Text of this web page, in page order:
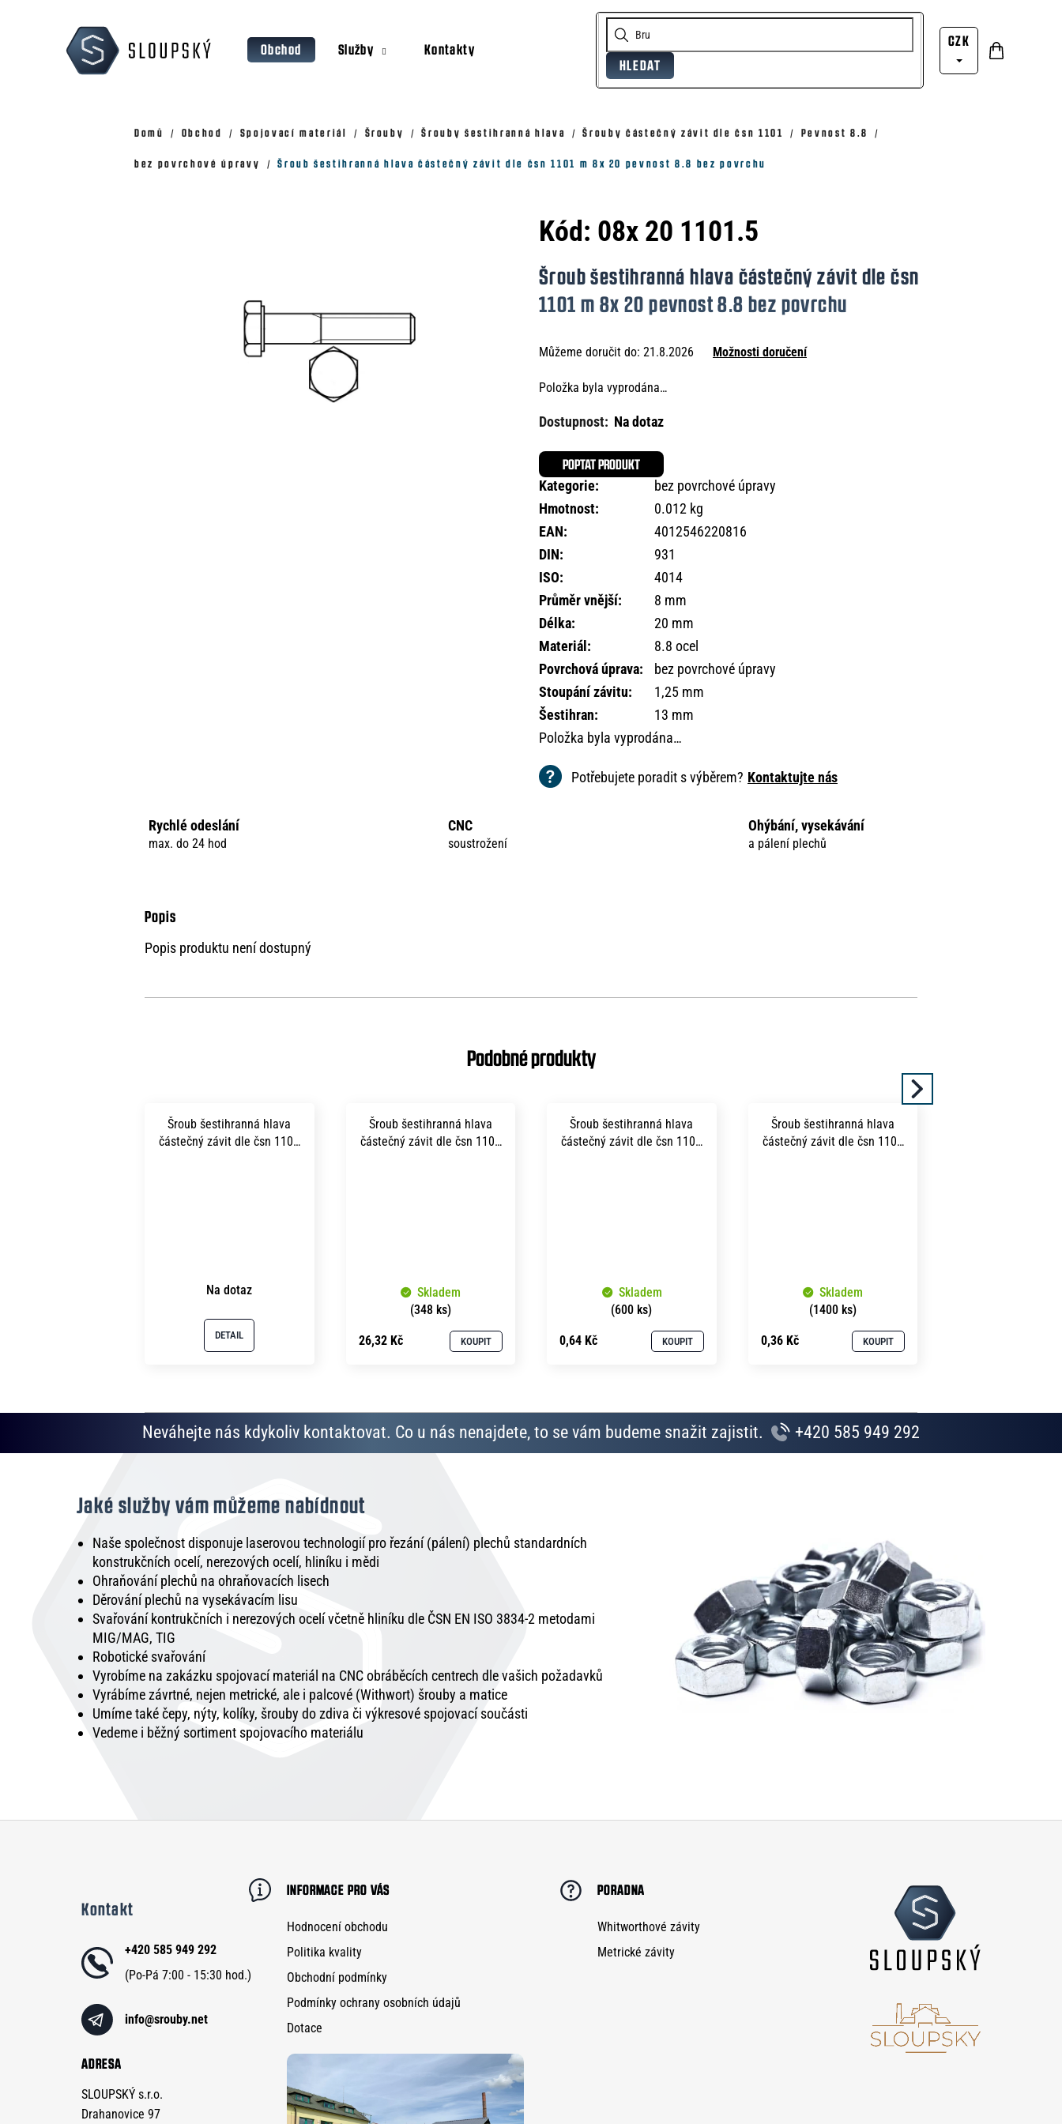
Obchod Služby
Kontakty
HLEDAT
CZK Nákupní
Domů Obchod Spojovací materiál Šrouby Šrouby šestihranná hlava Šrouby částečný závit dle čsn 1101 Pevnost 8.8
bez povrchové úpravy Šroub šestihranná hlava částečný závit dle čsn 1101 m 8x 20 pevnost 8.8 bez povrchu
Kód: 08x 20 1101.5
Šroub šestihranná hlava částečný závit dle čsn
1101 m 8x 20 pevnost 8.8 bez povrchu
Můžeme doručit do: 21.8.2026 Možnosti doručení
Položka byla vyprodána…
Na dotaz
POPTAT PRODUKT
Kategorie:
bez povrchové úpravy
Hmotnost:
0.012 kg
EAN:
4012546220816
DIN:
931
ISO:
4014
Průměr vnější:
8 mm
Délka:
20 mm
Materiál :
8.8 ocel
Povrchová úprava:
bez povrchové úpravy
Stoupání závitu:
1,25 mm
Šestihran:
13 mm
Položka byla vyprodána…
Potřebujete poradit s výběrem? Kontaktujte nás
Rychlé odeslání
max. do 24 hod
CNC
soustrožení
Ohýbání, vysekávání
a pálení plechů
Popis produktu není dostupný
Šroub šestihranná hlava
částečný závit dle čsn 1101
Na dotaz
DETAIL
Šroub šestihranná hlava
částečný závit dle čsn 1101
Skladem
(348 ks)
26,32 Kč KOUPIT
Šroub šestihranná hlava
částečný závit dle čsn 1101
Skladem
(600 ks)
0,64 Kč KOUPIT
Šroub šestihranná hlava
částečný závit dle čsn 1101
Skladem
(1400 ks)
0,36 Kč KOUPIT
Další
produkt
Zpět
Zpět
Doporučujeme
Neváhejte nás kdykoliv kontaktovat. Co u nás nenajdete, to se vám budeme snažit zajistit. +420 585 949 292
Jaké služby vám můžeme nabídnout
Naše společnost disponuje laserovou technologií pro řezání (pálení) plechů standardních
konstrukčních ocelí, nerezových ocelí, hliníku i mědi
Ohraňování plechů na ohraňovacích lisech
Děrování plechů na vysekávacím lisu
Svařování kontrukčních i nerezových ocelí včetně hliníku dle ČSN EN ISO 3834-2 metodami
MIG/MAG, TIG
Robotické svařování
Vyrobíme na zakázku spojovací materiál na CNC obráběcích centrech dle vašich požadavků
Vyrábíme závrtné, nejen metrické, ale i palcové (Withwort) šrouby a matice
Umíme také čepy, nýty, kolíky, šrouby do zdiva či výkresové spojovací součásti
Vedeme i běžný sortiment spojovacího materiálu
Kontakt
info@srouby.net
+420 585 949 292
ADRESA
SLOUPSKÝ s.r.o.
Drahanovice 97
INFORMACE PRO VÁS
Hodnocení obchodu
Politika kvality
Obchodní podmínky
Podmínky ochrany osobních údajů
Dotace
PORADNA
Whitworthové závity
Metrické závity